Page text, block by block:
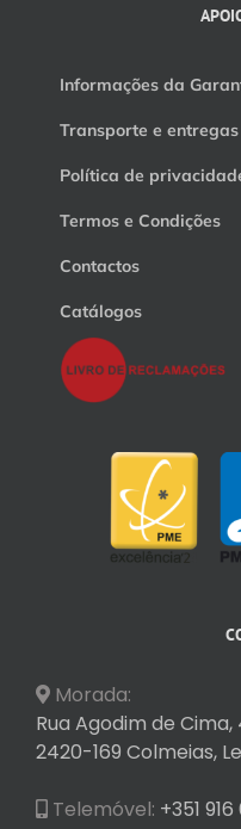
Informações da
Transporte e entregas
Política de
Termos e Condições
Contactos
Catálogos
Morada:
Rua Agodim de Cima,
2420-169 Colmeias,
Telemóvel: +351